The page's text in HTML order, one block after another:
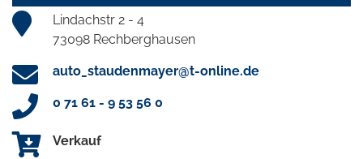
Lindachstr 2 - 4
73098 Rechberghausen
auto_staudenmayer@t-online.de
0 71 61 - 9 53 56 0
Verkauf